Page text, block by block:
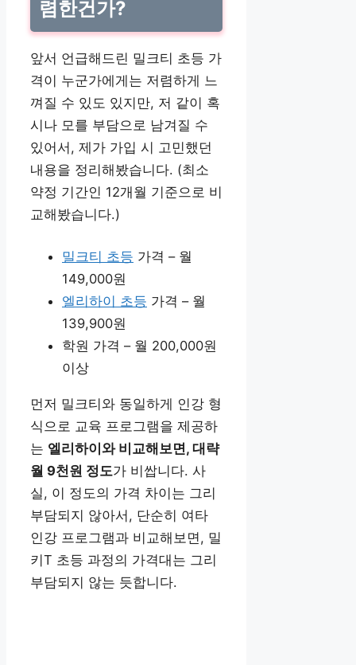
렴한건가?
앞서 언급해드린 밀크티 초등 가
격이 누군가에게는 저렴하게 느
껴질 수 있도 있지만, 저 같이 혹
시나 모를 부담으로 남겨질 수
있어서, 제가 가입 시 고민했던
내용을 정리해봤습니다. (최소
약정 기간인 12개월 기준으로 비
교해봤습니다.)
밀크티 초등 가격 – 월
149,000원
엘리하이 초등 가격 – 월
139,900원
학원 가격 – 월 200,000원
이상
먼저 밀크티와 동일하게 인강 형
식으로 교육 프로그램을 제공하
는 엘리하이와 비교해보면, 대략
월 9천원 정도가 비쌉니다. 사
실, 이 정도의 가격 차이는 그리
부담되지 않아서, 단순히 여타
인강 프로그램과 비교해보면, 밀
키T 초등 과정의 가격대는 그리
부담되지 않는 듯합니다.